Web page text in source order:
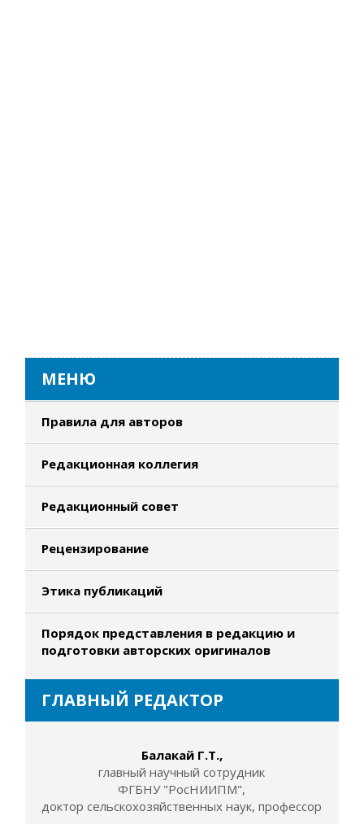
МЕНЮ
Правила для авторов
Редакционная коллегия
Редакционный совет
Рецензирование
Этика публикаций
Порядок представления в редакцию и
подготовки авторских оригиналов
ГЛАВНЫЙ РЕДАКТОР
Балакай Г.Т.,
главный научный сотрудник
ФГБНУ "РосНИИПМ",
доктор сельскохозяйственных наук, профессор